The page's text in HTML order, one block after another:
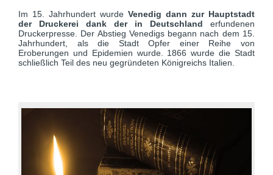
Im 15. Jahrhundert wurde Venedig dann zur Hauptstadt
der Druckerei dank der in Deutschland erfundenen
Druckerpresse. Der Abstieg Venedigs begann nach dem 15.
Jahrhundert, als die Stadt Opfer einer Reihe von
Eroberungen und Epidemien wurde. 1866 wurde die Stadt
schließlich Teil des neu gegründeten Königreichs Italien.